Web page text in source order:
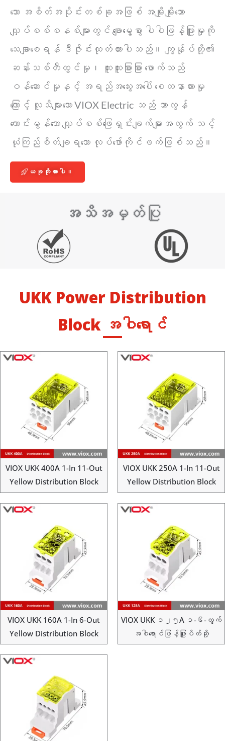
သော အစိတ်အပိုင်းတစ်ခုအဖြစ် အမျိုးမျိုးသော
လျှပ်စစ်စနစ်များတွင် ချောမွေ့စွာ ပါဝါဖြန့်ဖြူးမှုကို
သေချာစေရန် ဒီဇိုင်းထုတ်ထားပါသည်။ ကျွန်ုပ်တို့၏
ဆန်းသစ်တီထွင်မှု၊ ထူးထူးခြားခြား ဖောက်သည်
ဝန်ဆောင်မှုနှင့် အရည်အသွေးအပေါ် စေတနာထားမှု
ကြောင့် လူသိများသော VIOX Electric သည် သာလွန်
ကောင်းမွန်သော လျှပ်စစ်ဖြေရှင်းချက်များအတွက် သင့်
ယုံကြည်စိတ်ချရသော လုပ်ဖော်ကိုင်ဖက်ဖြစ်သည်။
ယခုကိုးကားပါ။
အသိအမှတ်ပြု
UKK Power Distribution
Block အဝါရောင်
VIOX UKK 400A 1-In 11-Out
Yellow Distribution Block
VIOX UKK 250A 1-In 11-Out
Yellow Distribution Block
VIOX UKK 160A 1-In 6-Out
Yellow Distribution Block
VIOX UKK ၁၂၅A ၁-၆-ထွက်
အဝါရောင်ဖြန့်ဖြူးပိတ်ဆို့